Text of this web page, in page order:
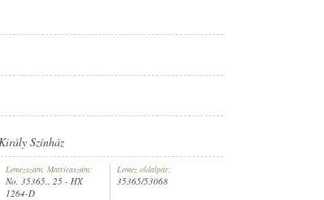
Színház
Lemezszám, Matricaszám:
No. 35365., 25 - HX
1264-D
Lemez oldalpár:
35365/53068